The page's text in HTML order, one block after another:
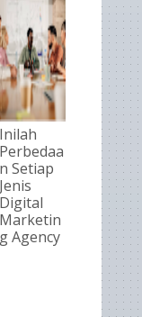
Inilah
Perbedaa
n Setiap
Jenis
Digital
Marketin
g Agency